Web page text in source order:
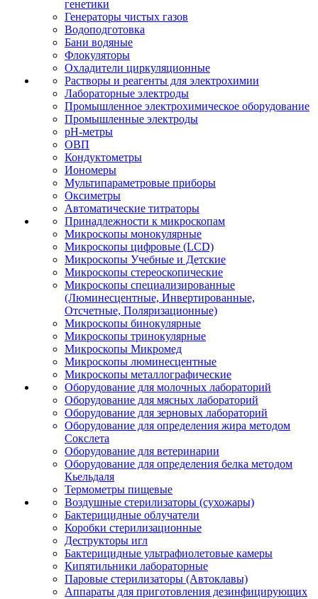
генетики
Генераторы чистых газов
Водоподготовка
Бани водяные
Флокуляторы
Охладители циркуляционные
Растворы и реагенты для электрохимии
Лабораторные электроды
Промышленное электрохимическое оборудование
Промышленные электроды
pH-метры
ОВП
Кондуктометры
Иономеры
Мультипараметровые приборы
Оксиметры
Автоматические титраторы
Принадлежности к микроскопам
Микроскопы монокулярные
Микроскопы цифровые (LCD)
Микроскопы Учебные и Детские
Микроскопы стереоскопические
Микроскопы специализированные
(Люминесцентные, Инвертированные,
Отсчетные, Поляризационные)
Микроскопы бинокулярные
Микроскопы тринокулярные
Микроскопы Микромед
Микроскопы люминесцентные
Микроскопы металлографические
Оборудование для молочных лабораторий
Оборудование для мясных лабораторий
Оборудование для зерновых лабораторий
Оборудование для определения жира методом
Сокслета
Оборудование для ветеринарии
Оборудование для определения белка методом
Кьельдаля
Термометры пищевые
Воздушные стерилизаторы (сухожары)
Бактерицидные облучатели
Коробки стерилизационные
Деструкторы игл
Бактерицидные ультрафиолетовые камеры
Кипятильники лабораторные
Паровые стерилизаторы (Автоклавы)
Аппараты для приготовления дезинфицирующих